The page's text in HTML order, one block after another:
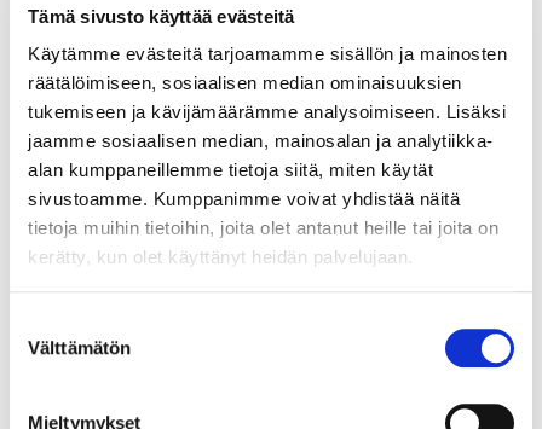
Tämä sivusto käyttää evästeitä
Käytämme evästeitä tarjoamamme sisällön ja mainosten
räätälöimiseen, sosiaalisen median ominaisuuksien
tukemiseen ja kävijämäärämme analysoimiseen. Lisäksi
jaamme sosiaalisen median, mainosalan ja analytiikka-
alan kumppaneillemme tietoja siitä, miten käytät
sivustoamme. Kumppanimme voivat yhdistää näitä
tietoja muihin tietoihin, joita olet antanut heille tai joita on
kerätty, kun olet käyttänyt heidän palvelujaan.
valinta
Välttämätön
Mieltymykset
Tarjous:14 € (1)
Johtava huuto:
sektori
Hakaniemen Pantti
6.8.2026 19:24:30